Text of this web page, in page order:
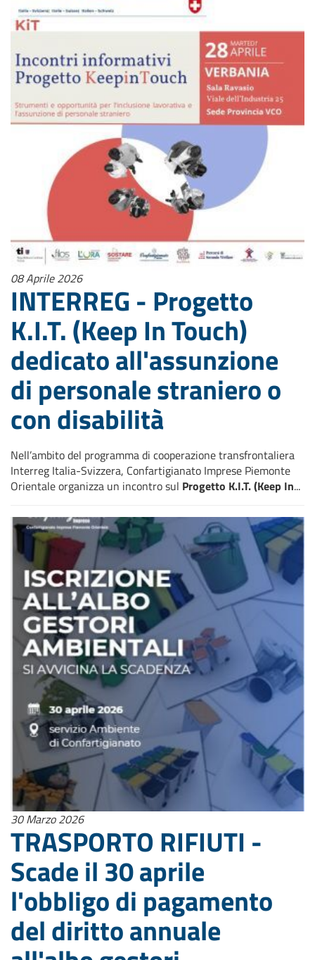
08 Aprile 2026
INTERREG - Progetto
K.I.T. (Keep In Touch)
dedicato all'assunzione
di personale straniero o
con disabilità
Nell’ambito del programma di cooperazione transfrontaliera
Interreg Italia-Svizzera, Confartigianato Imprese Piemonte
Orientale organizza un incontro sul Progetto K.I.T. (Keep In...
30 Marzo 2026
TRASPORTO RIFIUTI -
Scade il 30 aprile
l'obbligo di pagamento
del diritto annuale